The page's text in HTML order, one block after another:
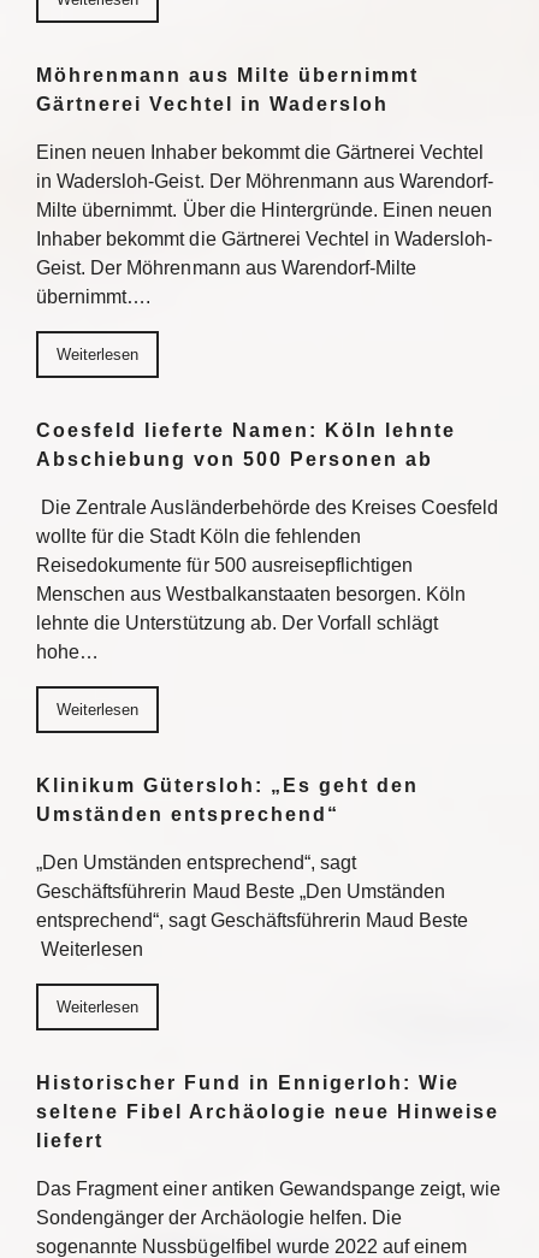
Möhrenmann aus Milte übernimmt
Gärtnerei Vechtel in Wadersloh
Einen neuen Inhaber bekommt die Gärtnerei Vechtel
in Wadersloh-Geist. Der Möhrenmann aus Warendorf-
Milte übernimmt. Über die Hintergründe. Einen neuen
Inhaber bekommt die Gärtnerei Vechtel in Wadersloh-
Geist. Der Möhrenmann aus Warendorf-Milte
übernimmt….
Weiterlesen
Coesfeld lieferte Namen: Köln lehnte
Abschiebung von 500 Personen ab
Die Zentrale Ausländerbehörde des Kreises Coesfeld
wollte für die Stadt Köln die fehlenden
Reisedokumente für 500 ausreisepflichtigen
Menschen aus Westbalkanstaaten besorgen. Köln
lehnte die Unterstützung ab. Der Vorfall schlägt
hohe…
Weiterlesen
Klinikum Gütersloh: „Es geht den
Umständen entsprechend“
„Den Umständen entsprechend“, sagt
Geschäftsführerin Maud Beste „Den Umständen
entsprechend“, sagt Geschäftsführerin Maud Beste
Weiterlesen
Weiterlesen
Historischer Fund in Ennigerloh: Wie
seltene Fibel Archäologie neue Hinweise
liefert
Das Fragment einer antiken Gewandspange zeigt, wie
Sondengänger der Archäologie helfen. Die
sogenannte Nussbügelfibel wurde 2022 auf einem